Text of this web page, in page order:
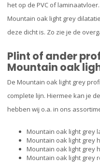
het op de PVC of
Mountain oak light grey
deze dicht is. Zo zie je de
Plint of ander
Mountain oak
De Mountain oak light grey
complete lijn. Hiermee kan je
hebben wij o.a. in ons
Mountain oak light grey
Mountain oak light grey
Mountain oak light grey
Mountain oak light grey